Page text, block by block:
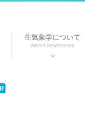
生気象学について
About BioWeather
